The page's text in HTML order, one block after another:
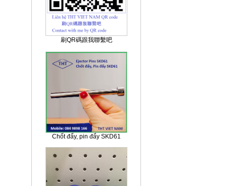
刷QR碼跟我聯繫吧
Chốt đẩy, pin đẩy SKD61